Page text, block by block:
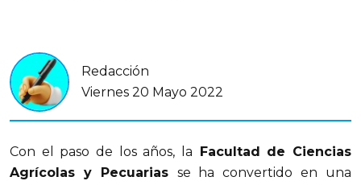
Redacción
Viernes 20 Mayo 2022
Con el paso de los años, la Facultad de Ciencias
Agrícolas y Pecuarias se ha convertido en una